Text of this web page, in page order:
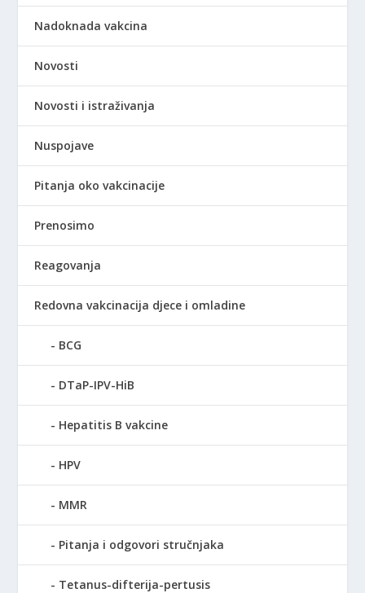
Nadoknada vakcina
Novosti
Novosti i istraživanja
Nuspojave
Pitanja oko vakcinacije
Prenosimo
Reagovanja
Redovna vakcinacija djece i omladine
BCG
DTaP-IPV-HiB
Hepatitis B vakcine
HPV
MMR
Pitanja i odgovori stručnjaka
Tetanus-difterija-pertusis